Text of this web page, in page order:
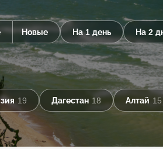
Новые На 1 день На 2
19 Дагестан 18 Алтай 15